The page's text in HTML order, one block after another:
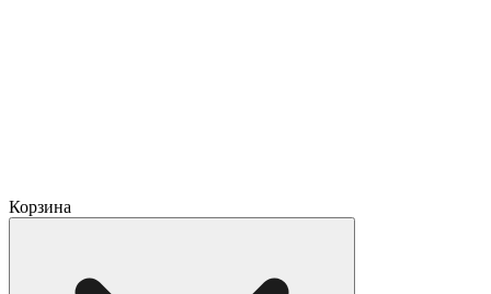
Корзина